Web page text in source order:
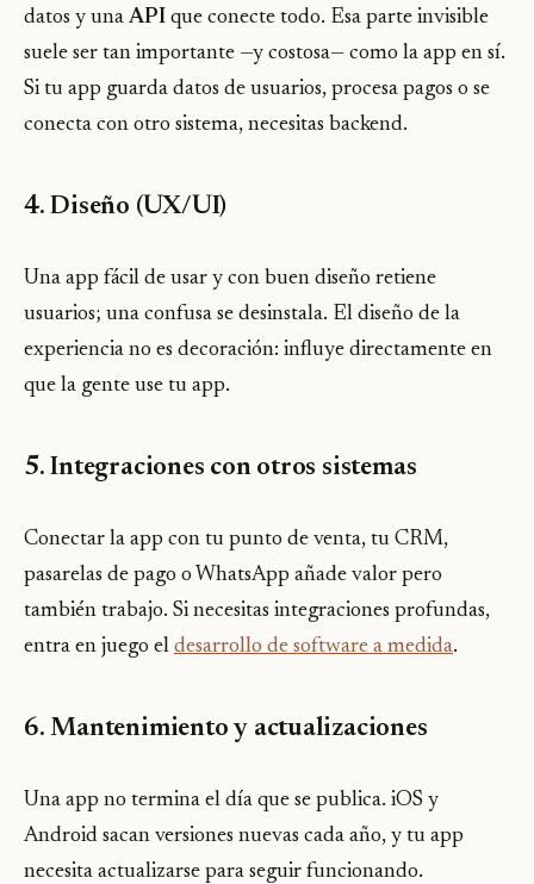
datos y una API que conecte todo. Esa parte invisible
suele ser tan importante —y costosa— como la app en sí.
Si tu app guarda datos de usuarios, procesa pagos o se
conecta con otro sistema, necesitas backend.
4. Diseño (UX/UI)
Una app fácil de usar y con buen diseño retiene
usuarios; una confusa se desinstala. El diseño de la
experiencia no es decoración: influye directamente en
que la gente use tu app.
5. Integraciones con otros sistemas
Conectar la app con tu punto de venta, tu CRM,
pasarelas de pago o WhatsApp añade valor pero
también trabajo. Si necesitas integraciones profundas,
entra en juego el desarrollo de software a medida.
6. Mantenimiento y actualizaciones
Una app no termina el día que se publica. iOS y
Android sacan versiones nuevas cada año, y tu app
necesita actualizarse para seguir funcionando.